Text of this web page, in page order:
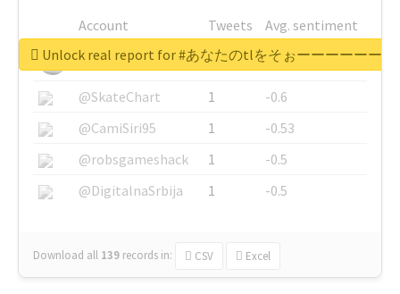
Account Tweets
Avg. sentiment
@What_is_Racist_
1
-0.63
@SkateChart
1
-0.6
@CamiSiri95
1
-0.53
@robsgameshack
1
-0.5
@DigitalnaSrbija
1 -0.5
Download all 139 records in: CSV Excel
Unlock real report for #あなたのtlをそぉーーーーーー